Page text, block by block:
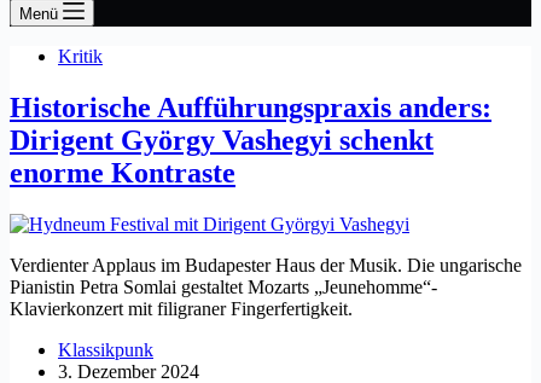
Menü
Kritik
Historische Aufführungspraxis anders:
Dirigent György Vashegyi schenkt
enorme Kontraste
Verdienter Applaus im Budapester Haus der Musik. Die ungarische
Pianistin Petra Somlai gestaltet Mozarts „Jeunehomme“-
Klavierkonzert mit filigraner Fingerfertigkeit.
Klassikpunk
3. Dezember 2024